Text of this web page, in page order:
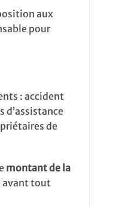
aux
pour
: accident
d’assistance
de
montant de la
avant tout